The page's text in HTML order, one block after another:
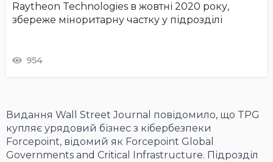
Raytheon Technologies в жовтні 2020 року,
збереже міноритарну частку у підрозділі
954
Видання Wall Street Journal повідомило, що TPG
купляє урядовий бізнес з кібербезпеки
Forcepoint, відомий як Forcepoint Global
Governments and Critical Infrastructure. Підрозділ